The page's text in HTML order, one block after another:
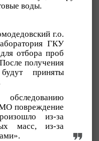
воды.
г.о.
ГКУ
отбора проб
получения
приняты
повреждение
из-за
масс, из-за